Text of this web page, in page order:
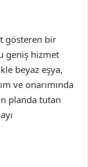
gösteren bir
geniş hizmet
beyaz eşya,
ve onarımında
planda tutan